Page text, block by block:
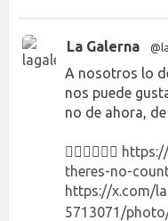
La Galerna
A nosotros lo
nos puede
no de ahora,
👉🏻👉🏻👉🏻
theres-no-
https://x.com/
5713071/